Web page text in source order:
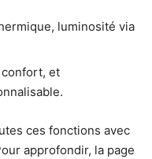
luminosité via
et
ces fonctions avec
approfondir, la page